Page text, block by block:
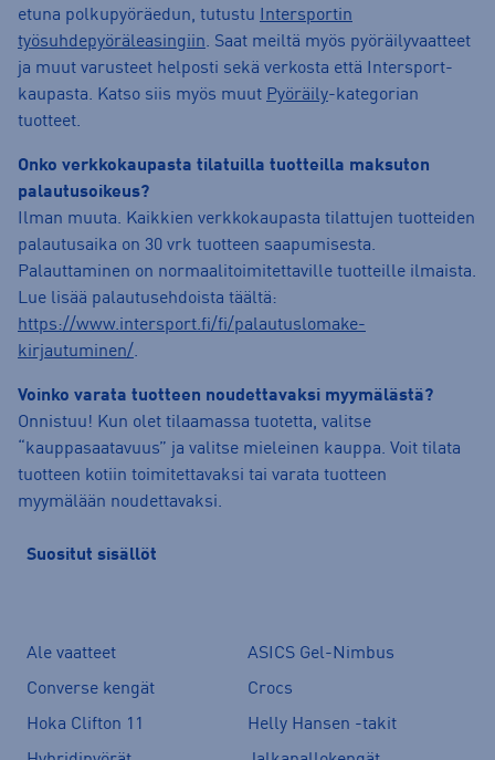
etuna polkupyöräedun, tutustu
Intersportin
työsuhdepyöräleasingiin. Saat meiltä myös pyöräilyvaatteet
ja muut varusteet helposti sekä verkosta että Intersport-
kaupasta. Katso siis myös muut Pyöräily-kategorian
tuotteet.
Onko verkkokaupasta tilatuilla tuotteilla maksuton
palautusoikeus?
Ilman muuta. Kaikkien verkkokaupasta tilattujen tuotteiden
palautusaika on 30 vrk tuotteen saapumisesta.
Palauttaminen on normaalitoimitettaville tuotteille ilmaista.
Lue lisää palautusehdoista täältä:
https://www.intersport.fi/fi/palautuslomake-
kirjautuminen/.
Voinko varata tuotteen noudettavaksi myymälästä?
Onnistuu! Kun olet tilaamassa tuotetta, valitse
“kauppasaatavuus” ja valitse mieleinen kauppa. Voit tilata
tuotteen kotiin toimitettavaksi tai varata tuotteen
myymälään noudettavaksi.
Suositut sisällöt
Ale vaatteet
ASICS Gel-Nimbus
Converse kengät
Crocs
Hoka Clifton 11
Helly Hansen -takit